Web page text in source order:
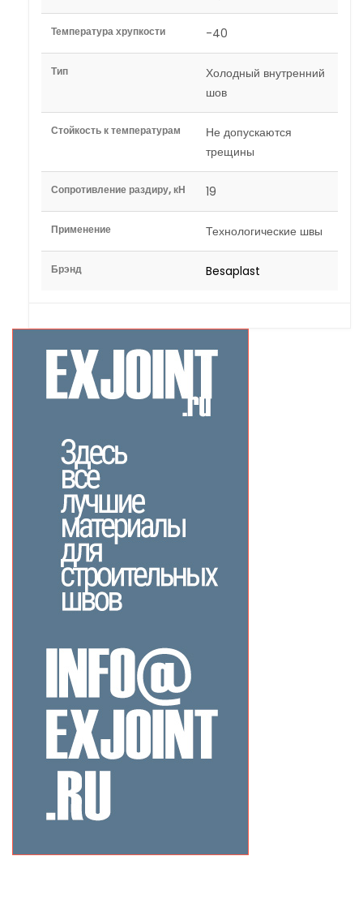
Температура хрупкости -40
Тип
Холодный внутренний
шов
Стойкость к температурам
Не допускаются
трещины
Сопротивление раздиру, кН 19
Применение Технологические швы
Брэнд Besaplast